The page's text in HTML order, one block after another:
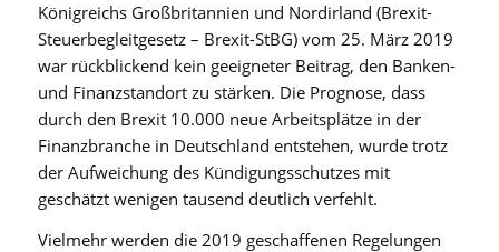
Königreichs Großbritannien und Nordirland (Brexit-
Steuerbegleitgesetz – Brexit-StBG) vom 25. März 2019
war rückblickend kein geeigneter Beitrag, den Banken-
und Finanzstandort zu stärken. Die Prognose, dass
durch den Brexit 10.000 neue Arbeitsplätze in der
Finanzbranche in Deutschland entstehen, wurde trotz
der Aufweichung des Kündigungsschutzes mit
geschätzt wenigen tausend deutlich verfehlt.
Vielmehr werden die 2019 geschaffenen Regelungen